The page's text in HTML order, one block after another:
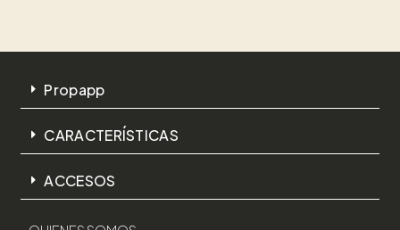
Propapp
CARACTERÍSTICAS
ACCESOS